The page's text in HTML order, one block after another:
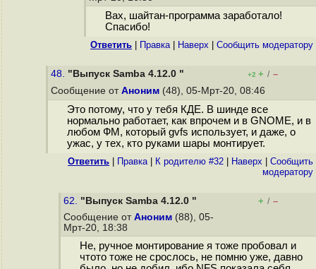
Вах, шайтан-программа заработало!
Спасибо!
Ответить Правка| Наверх Cообщить модератору
48. "Выпуск Samba 4.12.0 " +2 + / –
Сообщение от Аноним (48), 05-Мрт-20, 08:46
Это потому, что у тебя КДЕ. В шинде все
нормально работает, как впрочем и в GNOME, и в
любом ФМ, который gvfs использует, и даже, о
ужас, у тех, кто руками шары монтирует.
Ответить Правка| К родителю #32 Наверх
Cообщить
модератору
62. "Выпуск Samba 4.12.0 " + / –
Сообщение от Аноним (88), 05-
Мрт-20, 18:38
Не, ручное монтирование я тоже пробовал и
чтото тоже не срослось, не помню уже, давно